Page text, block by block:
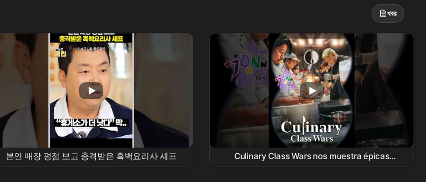
খবর
본인 매장 평점 보고 충격받은 흑백요리사 셰프
Culinary Class Wars nos muestra épicas
batallas culinarias🍴# Netflix #kitchen #Asia